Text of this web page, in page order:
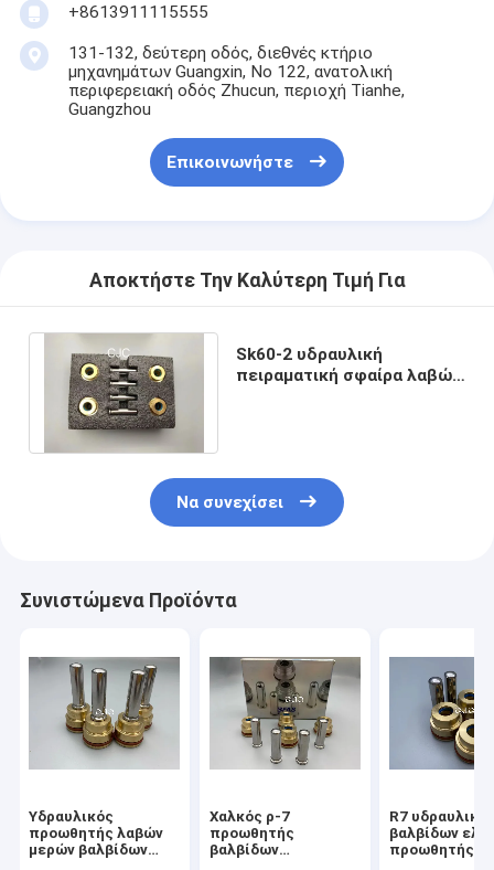
+8613911115555
131-132, δεύτερη οδός, διεθνές κτήριο
μηχανημάτων Guangxin, Νο 122, ανατολική
περιφερειακή οδός Zhucun, περιοχή Tianhe,
Guangzhou
Επικοινωνήστε
Αποκτήστε Την Καλύτερη Τιμή Για
Sk60-2 υδραυλική
πειραματική σφαίρα λαβών
Να συνεχίσει
Συνιστώμενα Προϊόντα
Υδραυλικός
προωθητής λαβών
μερών βαλβίδων
Χαλκός ρ-7
προωθητής
βαλβίδων
R7 υδραυλικά
βαλβίδων
προωθητής